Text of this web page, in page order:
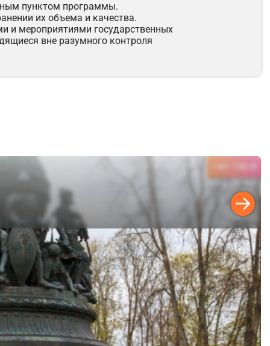
пунктом программы.
их объема и качества.
и мероприятиями государственных
вне разумного контроля